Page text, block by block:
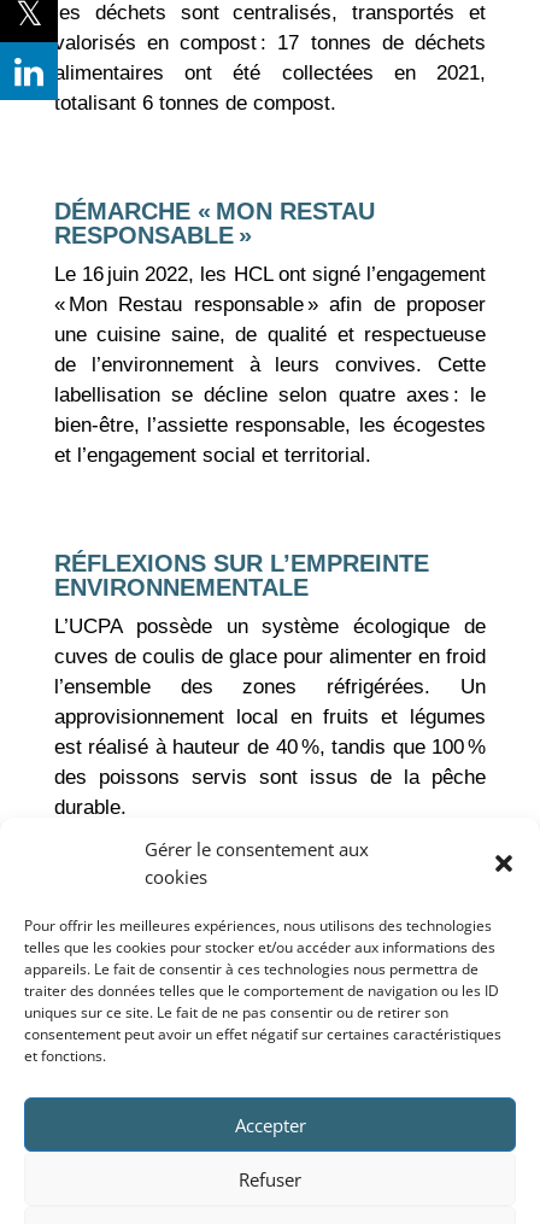
Gérer le consentement aux
cookies
Pour offrir les meilleures expériences, nous utilisons des technologies
telles que les cookies pour stocker et/ou accéder aux informations des
appareils. Le fait de consentir à ces technologies nous permettra de
traiter des données telles que le comportement de navigation ou les ID
uniques sur ce site. Le fait de ne pas consentir ou de retirer son
consentement peut avoir un effet négatif sur certaines caractéristiques
et fonctions.
Accepter
Refuser
les déchets sont centralisés, transportés et
valorisés en compost : 17 tonnes de déchets
alimentaires ont été collectées en 2021,
totalisant 6 tonnes de compost.
DÉMARCHE « MON RESTAU
RESPONSABLE »
Le 16 juin 2022, les HCL ont signé l’engagement
« Mon Restau responsable » afin de proposer
une cuisine saine, de qualité et respectueuse
de l’environnement à leurs convives. Cette
labellisation se décline selon quatre axes : le
bien-être, l’assiette responsable, les écogestes
et l’engagement social et territorial.
RÉFLEXIONS SUR L’EMPREINTE
ENVIRONNEMENTALE
L’UCPA possède un système écologique de
cuves de coulis de glace pour alimenter en froid
l’ensemble des zones réfrigérées. Un
approvisionnement local en fruits et légumes
est réalisé à hauteur de 40 %, tandis que 100 %
des poissons servis sont issus de la pêche
durable.
DIVERSIFICATION DES REPAS
La majorité des plats est conçue et cuisinée sur
place ; les HCL disposent également de leur
propre boulangerie. Depuis novembre 2021,
deux plats végétariens ont été ajoutés à la
qu’un plat végétarien par semaine dans les
selfs. Ces derniers proposent davantage de